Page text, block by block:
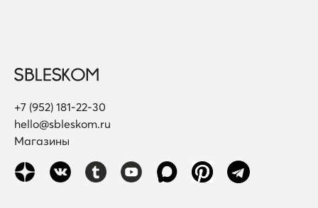
+7 (952) 181-22-30
hello@sbleskom.ru
Магазины